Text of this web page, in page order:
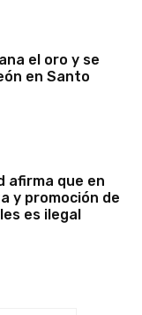
el oro y se
en Santo
afirma que en
y promoción de
es ilegal